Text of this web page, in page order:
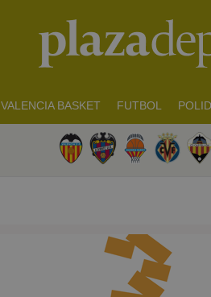
VALENCIA BASKET FUTBOL